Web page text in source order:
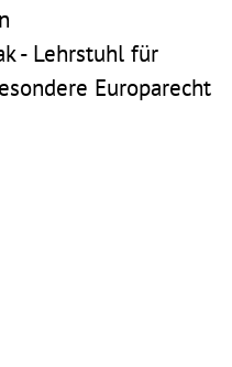
- Lehrstuhl für
Europarecht